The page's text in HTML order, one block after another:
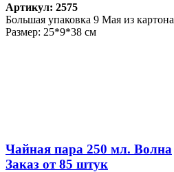
Артикул: 2575
Большая упаковка 9 Мая из картона
Размер: 25*9*38 см
Чайная пара 250 мл. Волна
Заказ от 85 штук